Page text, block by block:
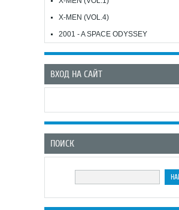
X-MEN (VOL.4)
2001 - A SPACE ODYSSEY
ВХОД НА САЙТ
ПОИСК